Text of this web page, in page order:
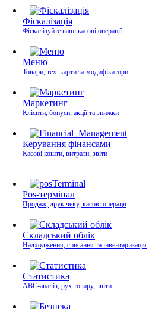
Фіскалізація
Фіскалізуйте ваші касові операції
Меню
Товари, тех. карти та модифікатори
Маркетинг
Клієнти, бонуси, акції та знижки
Керування фінансами
Касові кошти, витрати, звіти
Pos-термінал
Продаж, друк чеку, касові операції
Складський облік
Надходження, списання та інвентаризація
Статистика
ABC-аналіз, рух товару, звіти